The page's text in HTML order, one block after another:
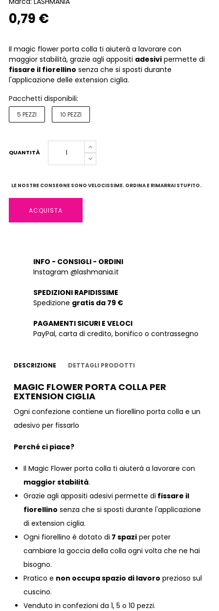
0,79 €
Il magic flower porta colla ti aiuterà a lavorare con
maggior stabilità, grazie agli appositi adesivi permette di
fissare il fiorellino senza che si sposti durante
l'applicazione delle extension ciglia.
Pacchetti disponibili:
5 PEZZI 10 PEZZI
QUANTITÀ
LE NOSTRE CONSEGNE SONO VELOCISSIME. ORDINA E RIMARRAI STUPITO.
ACQUISTA
INFO - CONSIGLI - ORDINI
Instagram @lashmania.it
SPEDIZIONI RAPIDISSIME
Spedizione gratis da 79 €
PAGAMENTI SICURI E VELOCI
PayPal, carta di credito, bonifico o contrassegno
DESCRIZIONE DETTAGLI PRODOTTI
MAGIC FLOWER PORTA COLLA PER
EXTENSION CIGLIA
Ogni confezione contiene un fiorellino porta colla e un
adesivo per fissarlo
Perché ci piace?
Il Magic Flower porta colla ti aiuterà a lavorare con
maggior stabilità.
Grazie agli appositi adesivi permette di fissare il
fiorellino senza che si sposti durante l'applicazione
di extension ciglia.
Ogni fiorellino è dotato di 7 spazi per poter
cambiare la goccia della colla ogni volta che ne hai
bisogno.
Pratico e non occupa spazio di lavoro prezioso sul
cuscino.
Venduto in confezioni da 1, 5 o 10 pezzi.